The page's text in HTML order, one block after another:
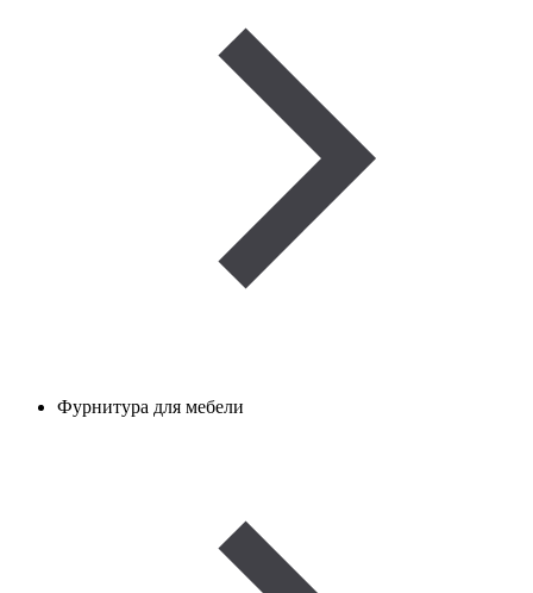
Фурнитура для мебели